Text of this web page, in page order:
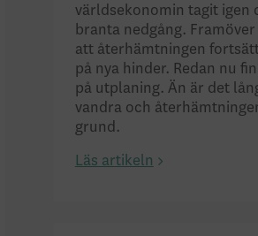
världsekonomin tagit igen
branta nedgång.
att återhämtningen
på nya hinder. Redan nu
på utplaning. Än är det
vandra och
grund.
Läs artikeln